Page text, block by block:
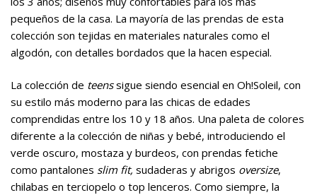
pequeños de la casa. La mayoría de las prendas de esta
colección son tejidas en materiales naturales como el
algodón, con detalles bordados que la hacen especial.
La colección de teenssigue siendo esencial en Oh!Soleil, con
su estilo más moderno para las chicas de edades
comprendidas entre los 10 y 18 años. Una paleta de colores
diferente a la colección de niñas y bebé, introduciendo el
verde oscuro, mostaza y burdeos, con prendas fetiche
como pantalones slim fit, sudaderas y abrigos oversize,
chilabas en terciopelo o top lenceros. Como siempre, la